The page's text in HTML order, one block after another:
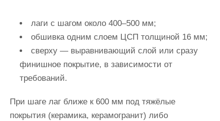
лаги с шагом около 400–500 мм;
обшивка одним слоем ЦСП толщиной 16 мм;
сверху — выравнивающий слой или сразу
финишное покрытие, в зависимости от
требований.
При шаге лаг ближе к 600 мм под тяжёлые
покрытия (керамика, керамогранит) либо